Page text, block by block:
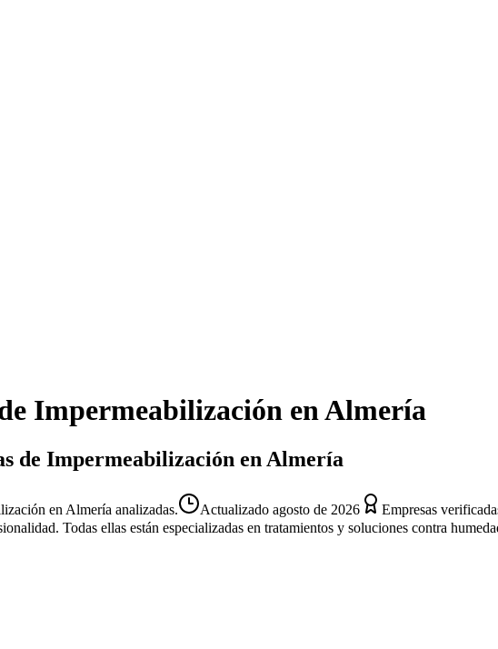
Impermeabilización enAlmería
de Impermeabilización en Almería
en Almería analizadas. Actualizado agosto de 2026
Empresas
Todas ellas están especializadas en tratamientos y soluciones contra